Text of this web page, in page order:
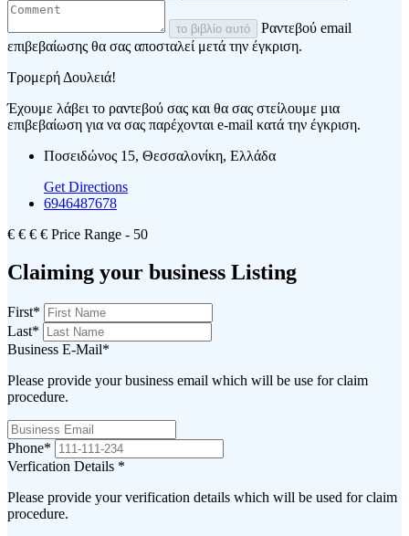
το βιβλίο αυτό
Ραντεβού email
επιβεβαίωσης θα σας αποσταλεί μετά την έγκριση.
Τρομερή Δουλειά!
Έχουμε λάβει το ραντεβού σας και θα σας στείλουμε μια
επιβεβαίωση για να σας παρέχονται e-mail κατά την έγκριση.
Ποσειδώνος 15, Θεσσαλονίκη, Ελλάδα
Get Directions
6946487678
€ € € € Price Range - 50
Claiming your business Listing
First*
Last*
Business E-Mail*
Please provide your business email which will be use for claim
procedure.
Phone*
Verfication Details *
Please provide your verification details which will be used for claim
procedure.